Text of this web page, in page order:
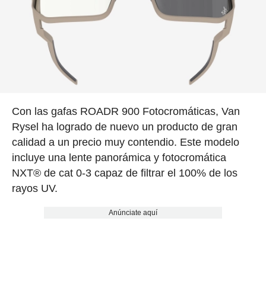
Con las gafas ROADR 900 Fotocromáticas, Van
Rysel ha logrado de nuevo un producto de gran
calidad a un precio muy contendio. Este modelo
incluye una lente panorámica y fotocromática
NXT® de cat 0-3 capaz de filtrar el 100% de los
rayos UV.
Anúnciate aquí